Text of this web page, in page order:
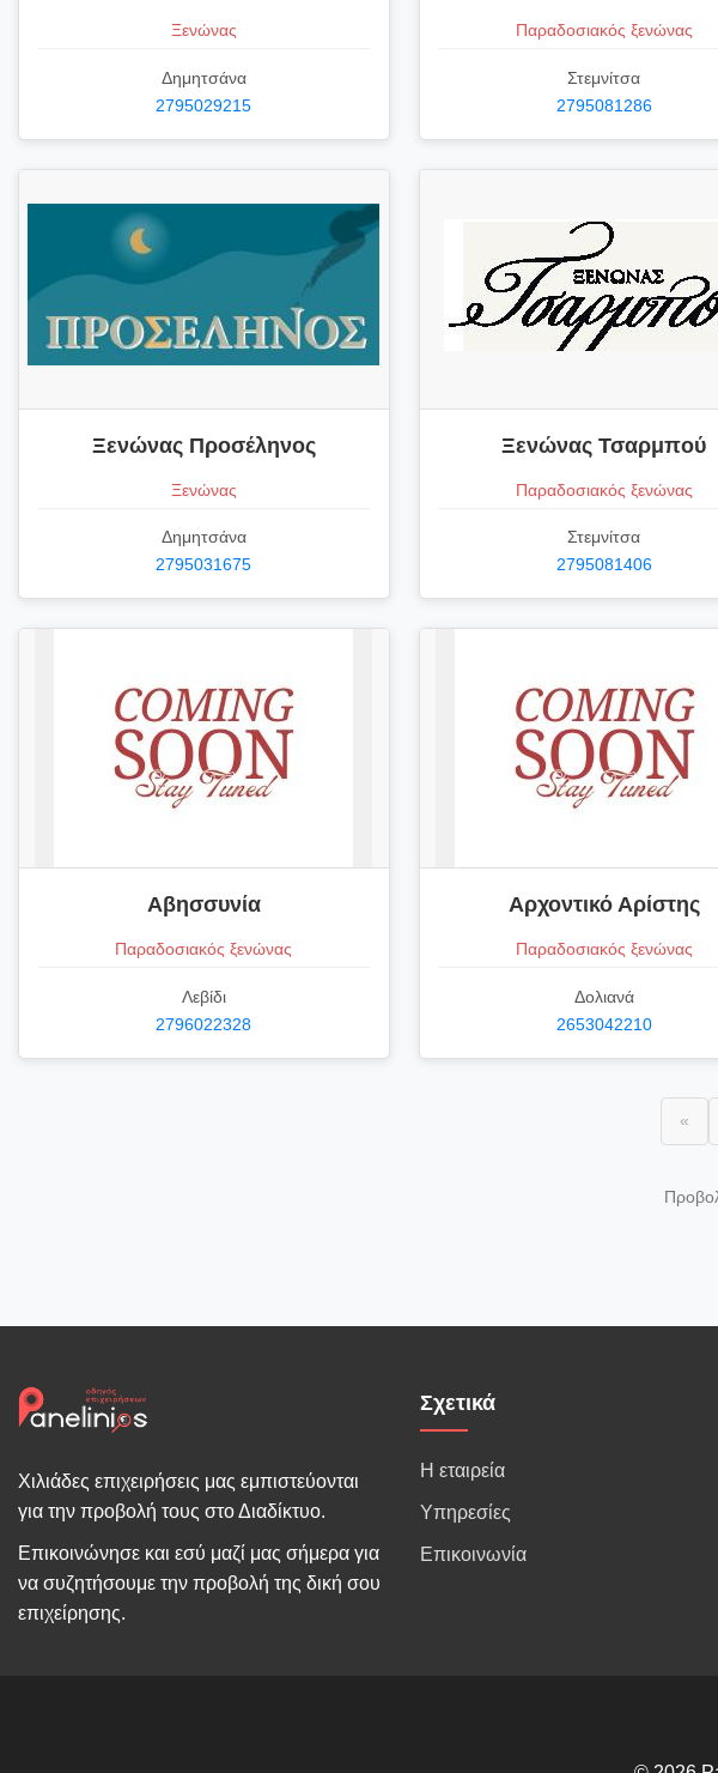
Ξενώνας
Δημητσάνα
2795029215
Παραδοσιακός ξενώνας
Στεμνίτσα
2795081286
Ξενώνας Προσέληνος
Ξενώνας
Δημητσάνα
2795031675
Ξενώνας Τσαρμπού
Παραδοσιακός ξενώνας
Στεμνίτσα
2795081406
Αβησσυνία
Παραδοσιακός ξενώνας
Λεβίδι
2796022328
Αρχοντικό Αρίστης
Παραδοσιακός ξενώνας
Δολιανά
2653042210
«
Χιλιάδες επιχειρήσεις μας εμπιστεύονται
για την προβολή τους στο Διαδίκτυο.
Επικοινώνησε και εσύ μαζί μας σήμερα για
να συζητήσουμε την προβολή της δική σου
επιχείρησης.
Σχετικά
Η εταιρεία
Υπηρεσίες
Επικοινωνία